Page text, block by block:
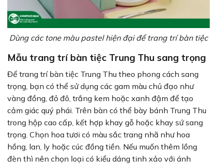
Dùng các tone màu pastel hiện đại để trang trí bàn tiệc
Mẫu trang trí bàn tiệc Trung Thu sang trọng
Để trang trí bàn tiệc Trung Thu theo phong cách sang
trọng, bạn có thể sử dụng các gam màu chủ đạo như
vàng đồng, đỏ đô, trắng kem hoặc xanh đậm để tạo
cảm giác quý phái. Trên bàn có thể bày bánh Trung Thu
trong hộp cao cấp, kết hợp khay gỗ hoặc khay sứ sang
trọng. Chọn hoa tươi có màu sắc trang nhã như hoa
hồng, lan, ly hoặc cúc đồng tiền. Nếu muốn thêm lồng
đèn thì nên chọn loại có kiểu dáng tinh xảo với ánh